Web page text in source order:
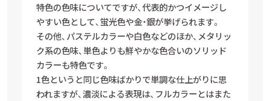
特色の色味についてですが、代表的かつイメージし
やすい色として、蛍光色や金・銀が挙げられます。
その他、パステルカラーや白色などのほか、メタリッ
ク系の色味、単色よりも鮮やかな色合いのソリッド
カラーも特色です。
1色というと同じ色味ばかりで単調な仕上がりに思
われますが、濃淡による表現は、フルカラーとはまた